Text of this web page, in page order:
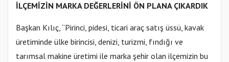
İLÇEMİZİN MARKA DEĞERLERİNİ ÖN PLANA ÇIKARDIK
Başkan Kılıç, “Pirinci, pidesi, ticari araç satış üssü, kavak
üretiminde ülke birincisi, denizi, turizmi, fındığı ve
tarımsal makine üretimi ile marka şehir olan ilçemizin bu